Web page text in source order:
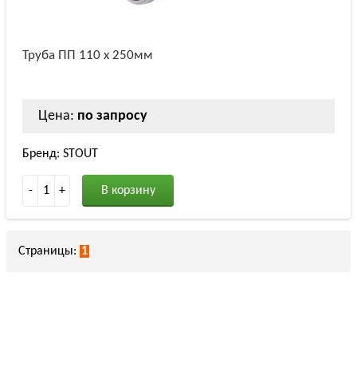
Труба ПП 110 х 250мм
Цена: по запросу
Бренд: STOUT
- 1 + В корзину
Страницы: 1